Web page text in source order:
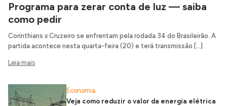
Programa para zerar conta de luz — saiba
como pedir
Corinthians x Cruzeiro se enfrentam pela rodada 34 do Brasileirão. A
partida acontece nesta quarta-feira (20) e terá transmissão […]
Leia mais
Economia
Veja como reduzir o valor da energia elétrica